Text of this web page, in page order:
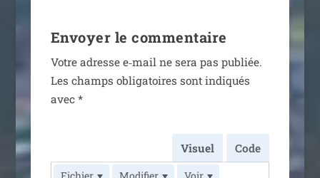
Envoyer le commentaire
Votre adresse e‑mail ne sera pas publiée.
Les champs obli­ga­toires sont indi­qués
avec *
Visuel Code